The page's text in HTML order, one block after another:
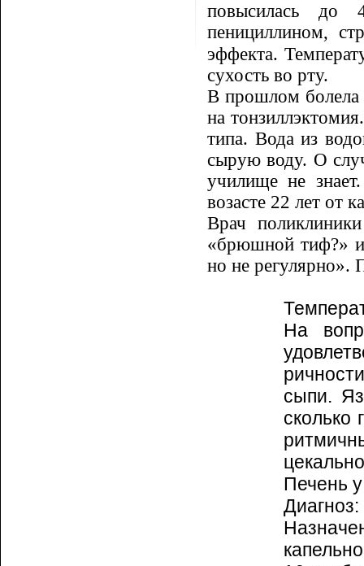
повысилась до
пенициллином,
эффекта.
сухость во рту.
В прошлом болела
на
ти­па. Вода из
сырую во­ду. О
училище не
возасте 22 лет от
Врач
«брюшной тиф?» и
но не регулярно».
На
сыпи.
сколь­ко
Печень